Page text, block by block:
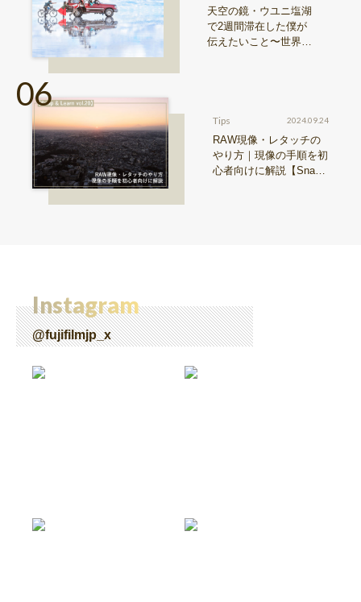
天空の鏡・ウユニ塩湖
で2週間滞在した僕が
伝えたいこと〜世界の
Tips 2024.09.24
RAW現像・レタッチの
やり方｜現像の手順を初
心者向けに解説【Snap
Instagram
@fujifilmjp_x